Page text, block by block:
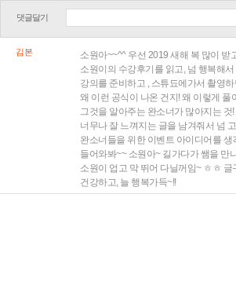
댓글달기
김본
소원아~~^^ 우선 2019 새해 복 많이 받
소원이의 수강후기를 읽고, 넘 행복해
강의를 준비하고 , 스튜됴에가서 촬영
왜 이런 공식이 나온 건지! 왜 이렇게
그것을 알아주는 완소너가 많아지는 것
너무나 잘 느껴지는 글을 남겨줘서 넘
완소너들을 위한 이벤트 아이디어를
들어와봐~~ 소원아~ 길가다가 쌤을 만
소원이 업고 막 뛰어 다닐꺼임~ ㅎㅎ
건강하고, 늘 행복가득~!!